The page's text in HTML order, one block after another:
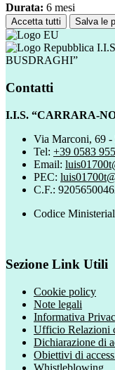
Durata: 6 mesi
Accetta tutti Salva le
BUSDRAGHI”
Contatti
I.I.S. “CARRARA-
Via Marconi, 69 -
Tel: +39 0583
Email:
PEC:
C.F.:
Codice
Sezione Link Utili
Cookie policy
Note legali
Informativa
Ufficio Relazioni
Dichiarazione di
Obiettivi di
Whistleblowing